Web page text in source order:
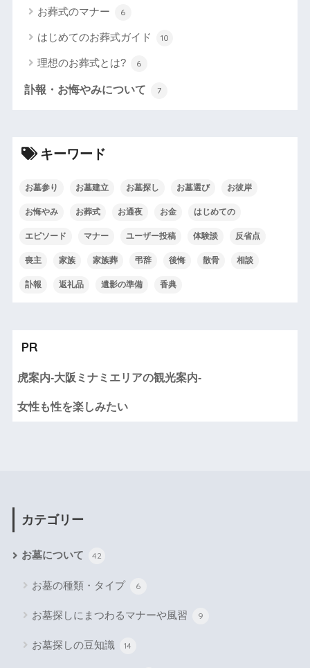
お葬式のマナー 6
はじめてのお葬式ガイド 10
理想のお葬式とは? 6
訃報・お悔やみについて 7
キーワード
お墓参り お墓建立 お墓探し お墓選び お彼岸
お悔やみ お葬式 お通夜 お金 はじめての
エピソード マナー ユーザー投稿 体験談 反省点
喪主 家族 家族葬 弔辞 後悔 散骨 相談
訃報 返礼品 遺影の準備 香典
PR
虎案内-大阪ミナミエリアの観光案内-
女性も性を楽しみたい
カテゴリー
お墓について 42
お墓の種類・タイプ 6
お墓探しにまつわるマナーや風習 9
お墓探しの豆知識 14